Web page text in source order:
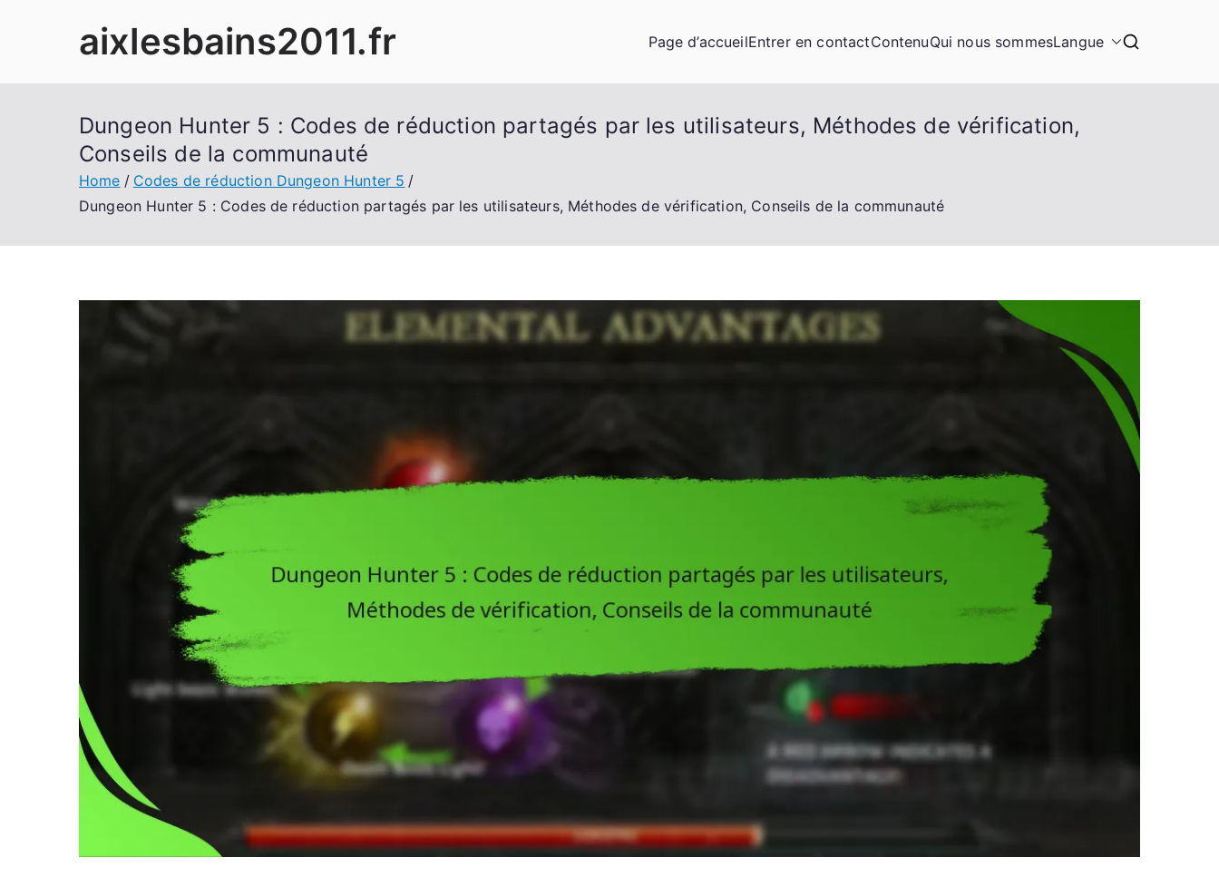
aixlesbains2011.fr Page d’accueilEntrer en contactContenuQui nous sommesLangue
Dungeon Hunter 5 : Codes de réduction partagés par les utilisateurs, Méthodes de vérification,
Conseils de la communauté
Home
Codes de réduction Dungeon Hunter 5
Dungeon Hunter 5 : Codes de réduction partagés par les utilisateurs, Méthodes de vérification, Conseils de la communauté